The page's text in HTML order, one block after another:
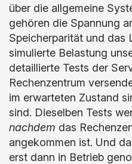
über die allgemeine
gehören die Spannung
Speicherparität und das
simulierte Belastung
detaillierte Tests der
Rechenzentrum
im erwarteten Zustand
sind. Dieselben Tests
nachdem das
angekommen ist. Und
erst dann in Betrieb